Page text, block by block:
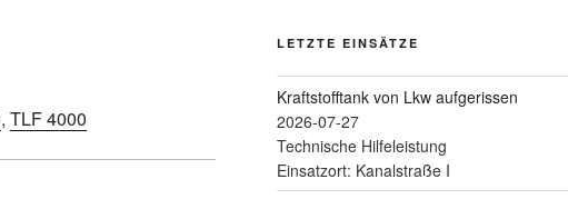
, TLF 4000
LETZTE EINSÄTZE
Kraftstofftank von Lkw aufgerissen
2026-07-27
Technische Hilfeleistung
Einsatzort: Kanalstraße I